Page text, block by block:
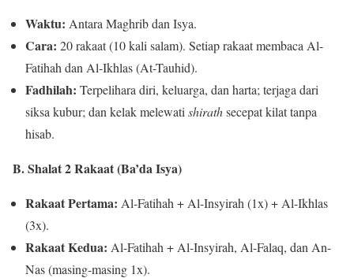
Waktu: Antara Maghrib dan Isya.
Cara: 20 rakaat (10 kali salam). Setiap rakaat membaca Al-
Fatihah dan Al-Ikhlas (At-Tauhid).
Fadhilah: Terpelihara diri, keluarga, dan harta; terjaga dari
siksa kubur; dan kelak melewati shirathsecepat kilat tanpa
hisab.
B. Shalat 2 Rakaat (Ba’da Isya)
Rakaat Pertama: Al-Fatihah + Al-Insyirah (1x) + Al-Ikhlas
(3x).
Rakaat Kedua: Al-Fatihah + Al-Insyirah, Al-Falaq, dan An-
Nas (masing-masing 1x).